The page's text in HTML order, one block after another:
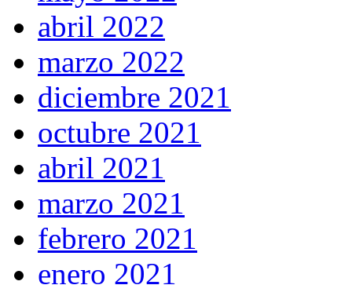
abril 2022
marzo 2022
diciembre 2021
octubre 2021
abril 2021
marzo 2021
febrero 2021
enero 2021